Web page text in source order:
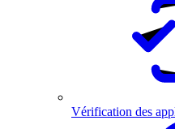
Vérification des